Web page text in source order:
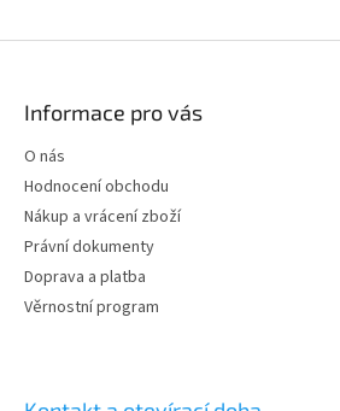
Informace pro vás
O nás
Hodnocení obchodu
Nákup a vrácení zboží
Právní dokumenty
Doprava a platba
Věrnostní program